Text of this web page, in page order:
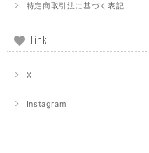
特定商取引法に基づく表記
Link
X
Instagram